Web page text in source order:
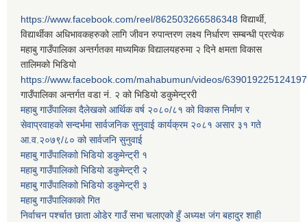
https://www.facebook.com/reel/862503266586348 विद्यार्थी,
विद्यार्थीका अधिभावकहरुको लागि जीवन रुपान्तरण लक्ष्य निर्धारण सम्बन्धी प्रत्येक
महाबु गाउँपालिका अन्तर्गतका माध्यमिक विद्यालयहरुमा २ दिने क्षमता विकास
तालिमको भिडियो
https://www.facebook.com/mahabumun/videos/639019225124197
गाउँपालिका अन्तर्गत वडा नं. २ को भिडियो डकुमेन्ट्ररी
महाबु गाउँपालिका दैलेखको आर्थिक वर्ष २०८०/८१ को विकास निर्माण र
सेवाप्रवाहको सन्दर्भमा सार्वजनिक सुनुवाई कार्यक्रम २०८१ असार ३१ गते
आ.व.२०७९/८० को सार्वजनि सुनुवाई
महाबु गाउँपालिकाो भिडियो डकुमेन्ट्री १
महाबु गाउँपालिकाो भिडियो डकुमेन्ट्री २
महाबु गाउँपालिकाो भिडियो डकुमेन्ट्री ३
महाबु गाउँपालिकाको गित
निर्वाचन पर्श्चात छाता ओडेर गाउँ सभा चलाएको हुँ अध्यक्ष जंग बहादुर शाही